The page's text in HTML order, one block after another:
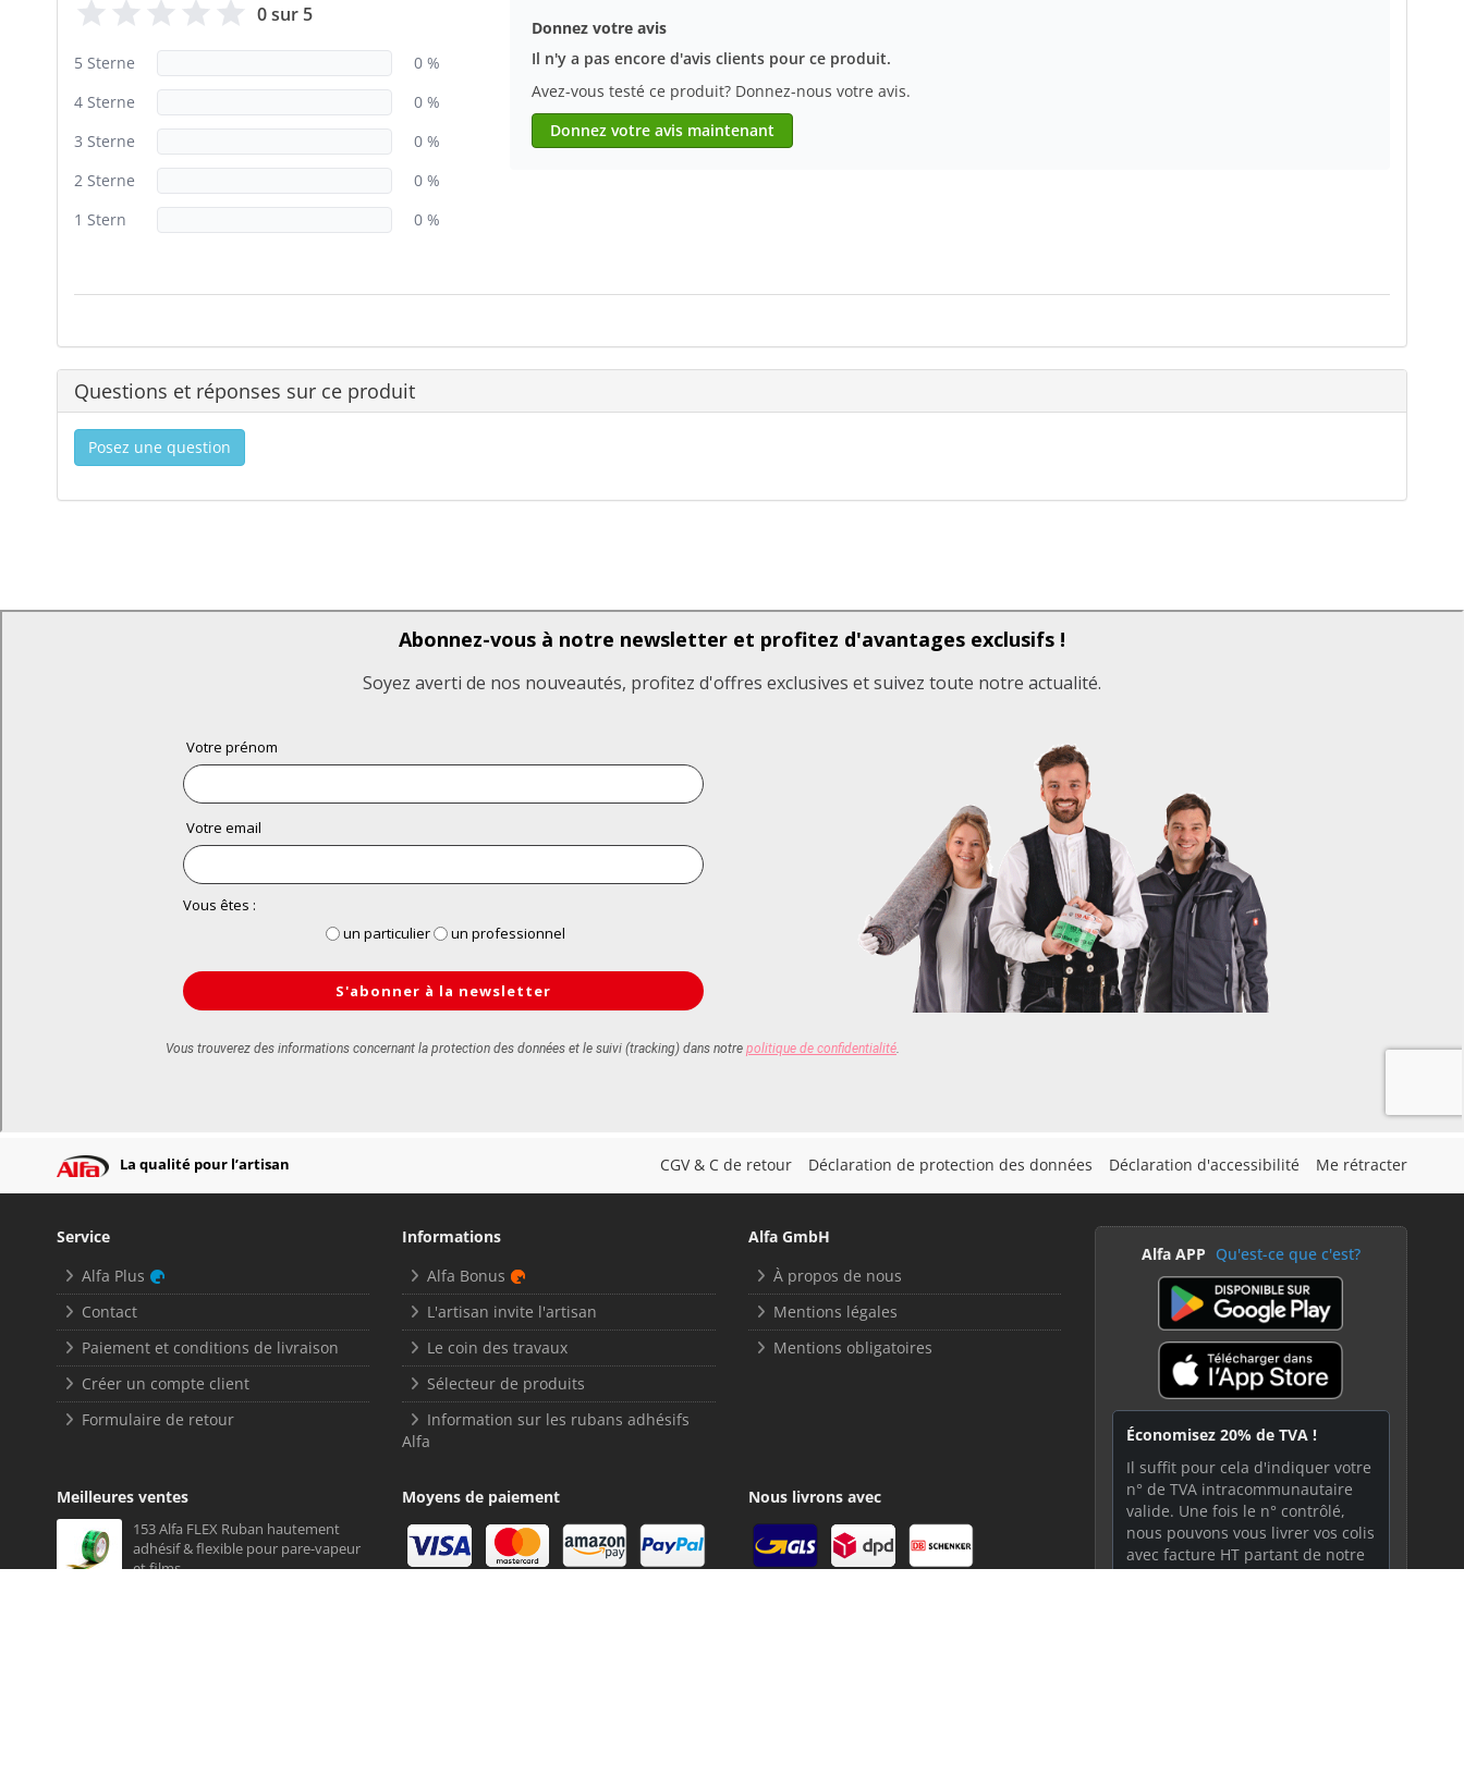
0 sur 5
5 Sterne
0 %
4 Sterne
0 %
3 Sterne
0 %
2 Sterne
0 %
1 Stern
0 %
Donnez votre avis
Il n'y a pas encore d'avis clients pour ce produit.
Avez-vous testé ce produit? Donnez-nous votre avis.
Donnez votre avis maintenant
Questions et réponses sur ce produit
Posez une question
La qualité pour l’artisan CGV & C de retour Déclaration de protection des données Déclaration d'accessibilité Me rétracter
Service
Alfa Plus
Contact
Paiement et conditions de livraison
Créer un compte client
Formulaire de retour
Informations
Alfa Bonus
L'artisan invite l'artisan
Le coin des travaux
Sélecteur de produits
Information sur les rubans adhésifs
Alfa
Alfa GmbH
À propos de nous
Mentions légales
Mentions obligatoires
Meilleures ventes
153 Alfa FLEX Ruban hautement
adhésif & flexible pour pare-vapeur
et films
Moyens de paiement Nous livrons avec
Alfa APP Qu'est-ce que c'est?
Économisez 20% de TVA !
Il suffit pour cela d'indiquer votre
n° de TVA intracommunautaire
valide. Une fois le n° contrôlé,
nous pouvons vous livrer vos colis
avec facture HT partant de notre